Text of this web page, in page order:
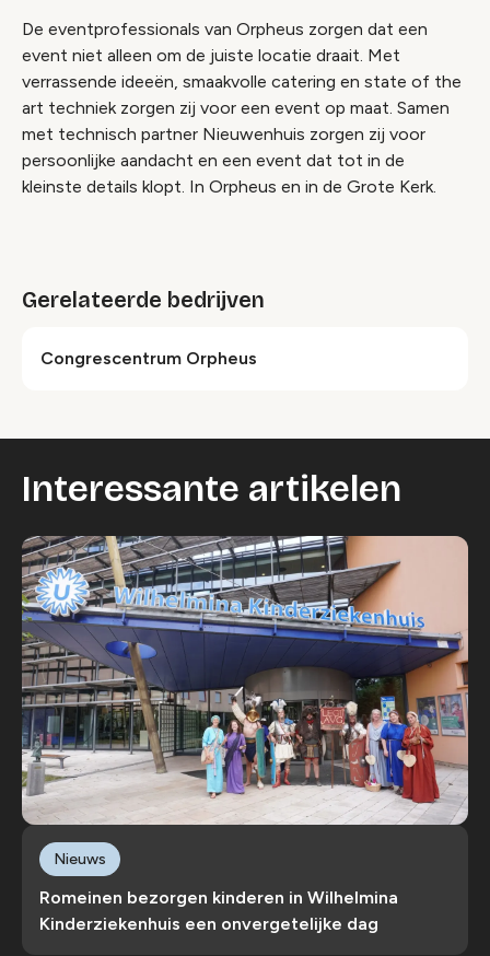
De eventprofessionals van Orpheus zorgen dat een
event niet alleen om de juiste locatie draait. Met
verrassende ideeën, smaakvolle catering en state of the
art techniek zorgen zij voor een event op maat. Samen
met technisch partner Nieuwenhuis zorgen zij voor
persoonlijke aandacht en een event dat tot in de
kleinste details klopt. In Orpheus en in de Grote Kerk.
Gerelateerde bedrijven
Congrescentrum Orpheus
Interessante artikelen
Romeinen bezorgen kinderen in Wilhelmina
Kinderziekenhuis een onvergetelijke dag
Nieuws